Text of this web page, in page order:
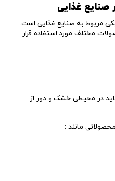
صنایع غذایی
مربوط به صنایع غذایی است.
مختلف مورد استفاده قرار
در محیطی خشک و دور از
مانند :